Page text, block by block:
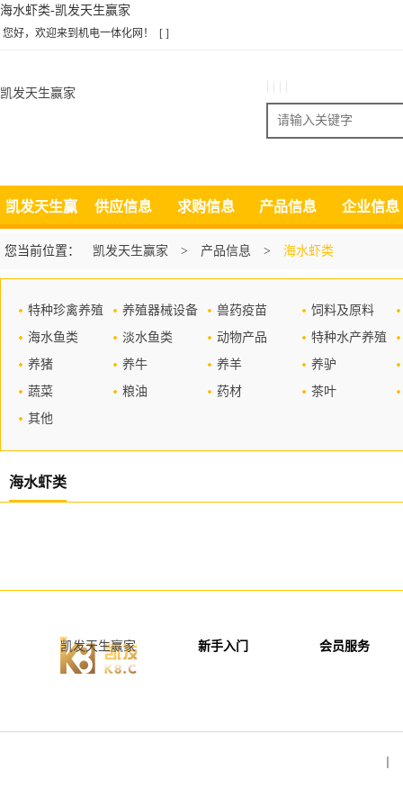
海水虾类-凯发天生赢家
您好，欢迎来到机电一体化网！ [ ]
凯发天生赢家
搜索
凯发天生赢
家
供应信息 求购信息 产品信息 企业信息
您当前位置： 凯发天生赢家 > 产品信息 > 海水虾类
特种珍禽养殖 养殖器械设备 兽药疫苗
饲料及原料
海水鱼类
淡水鱼类 动物产品
特种水产养殖
养猪
养牛 养羊
养驴
蔬菜
粮油 药材
茶叶
其他
海水虾类
凯发天生赢家 新手入门 会员服务